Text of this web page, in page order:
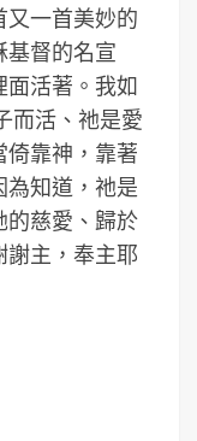
又一首美妙的
基督的名宣
面活著。我如
而活、祂是愛
倚靠神，靠著
為知道，祂是
的慈愛、歸於
謝主，奉主耶